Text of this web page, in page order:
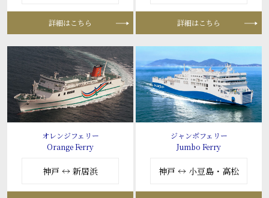
詳細はこちら 詳細はこちら
オレンジフェリー
Orange Ferry
神戸 ↔ 新居浜
ジャンボフェリー
Jumbo Ferry
神戸 ↔ 小豆島・高松